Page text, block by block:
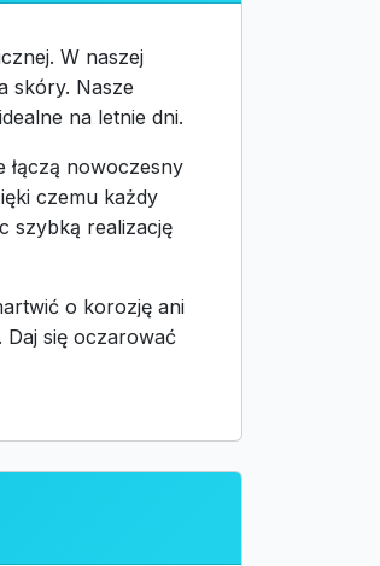
W naszej
skóry. Nasze
na letnie dni.
nowoczesny
czemu każdy
szybką realizację
o korozję ani
Daj się oczarować